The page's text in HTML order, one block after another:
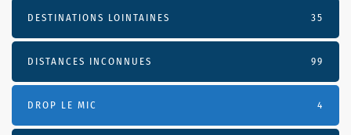
DESTINATIONS LOINTAINES 35
DISTANCES INCONNUES 99
DROP LE MIC 4